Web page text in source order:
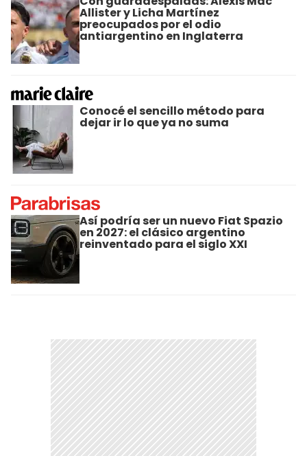
Allister y Licha Martínez
preocupados por el odio
antiargentino en Inglaterra
Conocé el sencillo método para
dejar ir lo que ya no suma
Así podría ser un nuevo Fiat Spazio
en 2027: el clásico argentino
reinventado para el siglo XXI